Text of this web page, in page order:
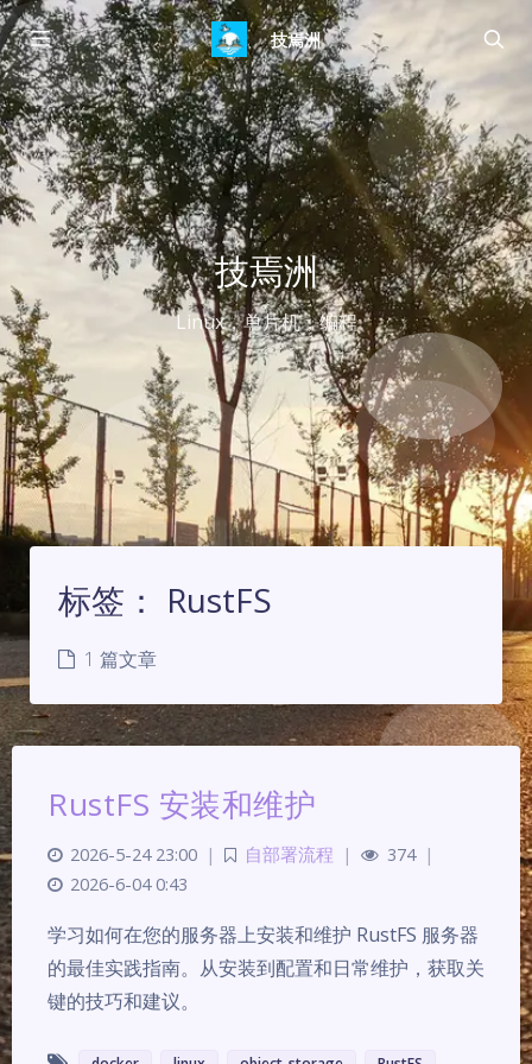
技焉洲
技焉洲
Linux，单片机，编程
夜间模式
Sans Serif Serif
标签： RustFS
1 篇文章
RustFS 安装和维护
2026-5-24 23:00 | 自部署流程 | 374 |
2026-6-04 0:43
学习如何在您的服务器上安装和维护 RustFS 服务器
的最佳实践指南。从安装到配置和日常维护，获取关
键的技巧和建议。